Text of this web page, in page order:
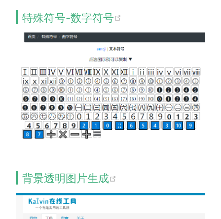
特殊符号-数字符号
背景透明图片生成